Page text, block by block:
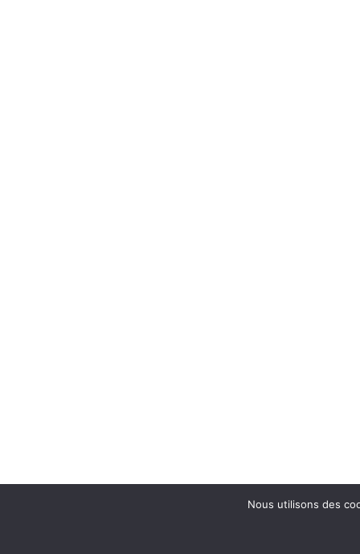
Nous utilisons des